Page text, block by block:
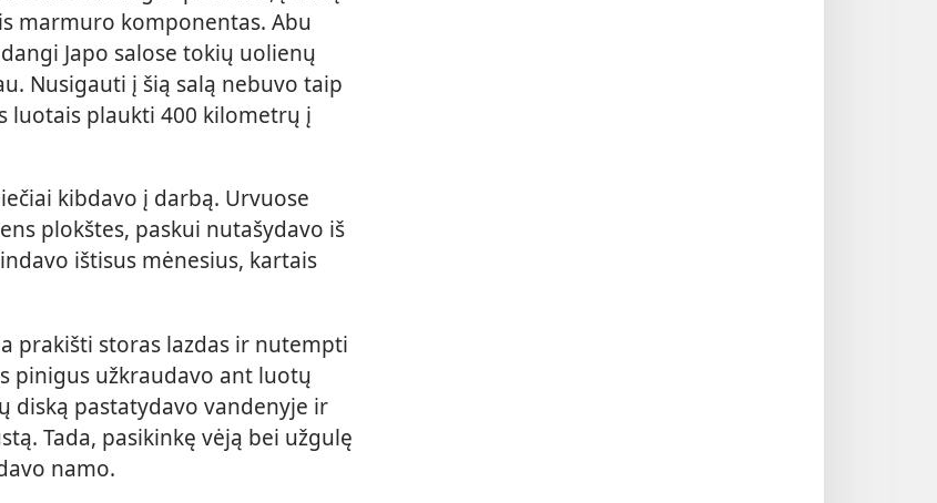
marmuro komponentas. Abu
Japo salose tokių uolienų
Nusigauti į šią salą nebuvo taip
luotais plaukti 400 kilometrų į
kibdavo į darbą. Urvuose
plokštes, paskui nutašydavo iš
ištisus mėnesius, kartais
prakišti storas lazdas ir nutempti
pinigus užkraudavo ant luotų
diską pastatydavo vandenyje ir
Tada, pasikinkę vėją bei užgulę
namo.